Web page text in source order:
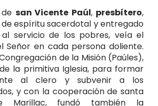
san Vicente Paúl, presbítero,
de espíritu sacerdotal y entregado
servicio de los pobres, veía el
Señor en cada persona doliente.
de la Misión (Paúles),
la primitiva Iglesia, para formar
al clero y subvenir a los
y con la cooperación de santa
Marillac, fundó también la